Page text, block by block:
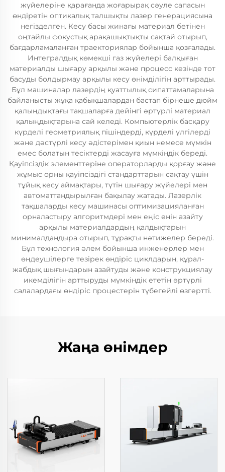
жүйелеріне қарағанда жоғарырақ сәуле сапасын
өндіретін оптикалық талшықты лазер генерациясына
негізделген. Кесу басы жинағы материал бетінен
оңтайлы фокустық арақашықтықты сақтай отырып,
бағдарламаланған траекториялар бойынша қозғалады.
Интегралдық көмекші газ жүйелері балқыған
материалды шығару арқылы және процесс кезінде тот
басуды болдырмау арқылы кесу өнімділігін арттырады.
Бұл машиналар лазердің қуаттылық сипаттамаларына
байланысты жұқа қабықшалардан бастап бірнеше дюйм
қалыңдықтағы тақшаларға дейінгі әртүрлі материал
қалыңдықтарына сай келеді. Компьютерлік басқару
күрделі геометриялық пішіндерді, күрделі үлгілерді
және дәстүрлі кесу әдістерімен қиын немесе мүмкін
емес болатын тесіктерді жасауға мүмкіндік береді.
Қауіпсіздік элементтеріне операторларды қорғау және
жұмыс орны қауіпсіздігі стандарттарын сақтау үшін
тұйық кесу аймақтары, түтін шығару жүйелері мен
автоматтандырылған бақылау жатады. Лазерлік
тақшаларды кесу машинасы оптимизацияланған
орналастыру алгоритмдері мен еңіс енін азайту
арқылы материалдардың қалдықтарын
минималдандыра отырып, тұрақты нәтижелер береді.
Бұл технология әлем бойынша инженерлер мен
өңдеушілерге тезірек өндіріс циклдарын, құрал-
жабдық шығындарын азайтуды және конструкциялау
икемділігін арттыруды мүмкіндік ететін әртүрлі
салалардағы өндіріс процестерін түбегейлі өзгертті.
Жаңа өнімдер